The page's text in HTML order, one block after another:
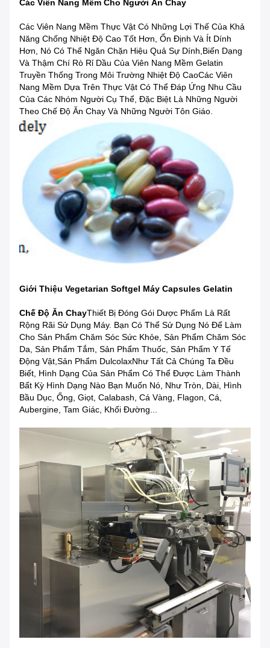
Các Viên Nang Mềm Cho Người Ăn Chay
Các Viên Nang Mềm Thực Vật Có Những Lợi Thế Của Khả
Năng Chống Nhiệt Độ Cao Tốt Hơn, Ổn Định Và Ít Dính
Hơn, Nó Có Thể Ngăn Chặn Hiệu Quả Sự Dính,biến Dạng
Và Thậm Chí Rò Rỉ Dầu Của Viên Nang Mềm Gelatin
Truyền Thống Trong Môi Trường Nhiệt Độ CaoCác Viên
Nang Mềm Dựa Trên Thực Vật Có Thể Đáp Ứng Nhu Cầu
Của Các Nhóm Người Cụ Thể, Đặc Biệt Là Những Người
Theo Chế Độ Ăn Chay Và Những Người Tôn Giáo.
Giới Thiệu Vegetarian Softgel Máy Capsules Gelatin
Chế Độ Ăn ChayThiết Bị Đóng Gói Dược Phẩm Là Rất
Rộng Rãi Sử Dụng Máy. Bạn Có Thể Sử Dụng Nó Để Làm
Cho Sản Phẩm Chăm Sóc Sức Khỏe, Sản Phẩm Chăm Sóc
Da, Sản Phẩm Tắm, Sản Phẩm Thuốc, Sản Phẩm Y Tế
Động Vật,sản Phẩm DulcolaxNhư Tất Cả Chúng Ta Đều
Biết, Hình Dạng Của Sản Phẩm Có Thể Được Làm Thành
Bất Kỳ Hình Dạng Nào Bạn Muốn Nó, Như Tròn, Dài, Hình
Bầu Dục, Ống, Giọt, Calabash, Cá Vàng, Flagon, Cá,
Aubergine, Tam Giác, Khối Đường...